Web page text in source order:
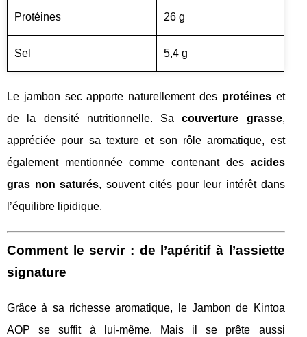
Protéines 26 g
Sel 5,4 g
Le jambon sec apporte naturellement des protéineset
de la densité nutritionnelle. Sacouverture grasse,
appréciée pour sa texture et son rôle aromatique, est
également mentionnée comme contenant des acides
gras non saturés, souvent cités pour leur intérêt dans
l’équilibre lipidique.
Comment le servir : de l’apéritif à l’assiette
signature
Grâce à sa richesse aromatique, le Jambon de Kintoa
AOP se suffit à lui-même. Mais il se prête aussi